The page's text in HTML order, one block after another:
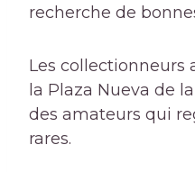
recherche de
Les
la Plaza Nueva de
des amateurs qui
rares.